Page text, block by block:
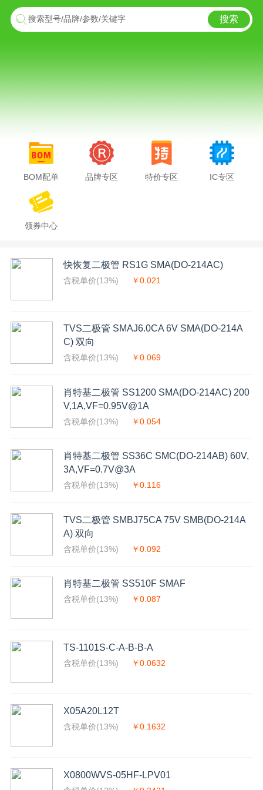
搜索型号/品牌/参数/关键字 搜索
BOM配单 品牌专区 特价专区 IC专区
领券中心
快恢复二极管 RS1G SMA(DO-214AC)
含税单价(13%) ￥0.021
TVS二极管 SMAJ6.0CA 6V SMA(DO-214A
C) 双向
含税单价(13%) ￥0.069
肖特基二极管 SS1200 SMA(DO-214AC) 200
V,1A,VF=0.95V@1A
含税单价(13%) ￥0.054
肖特基二极管 SS36C SMC(DO-214AB) 60V,
3A,VF=0.7V@3A
含税单价(13%) ￥0.116
TVS二极管 SMBJ75CA 75V SMB(DO-214A
A) 双向
含税单价(13%) ￥0.092
肖特基二极管 SS510F SMAF
含税单价(13%) ￥0.087
TS-1101S-C-A-B-B-A
含税单价(13%) ￥0.0632
X05A20L12T
含税单价(13%) ￥0.1632
X0800WVS-05HF-LPV01